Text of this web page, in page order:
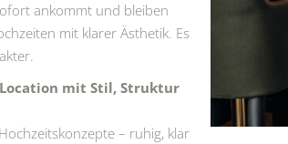
ankommt und bleiben
mit klarer Ästhetik. Es
mit Stil, Struktur
– ruhig, klar